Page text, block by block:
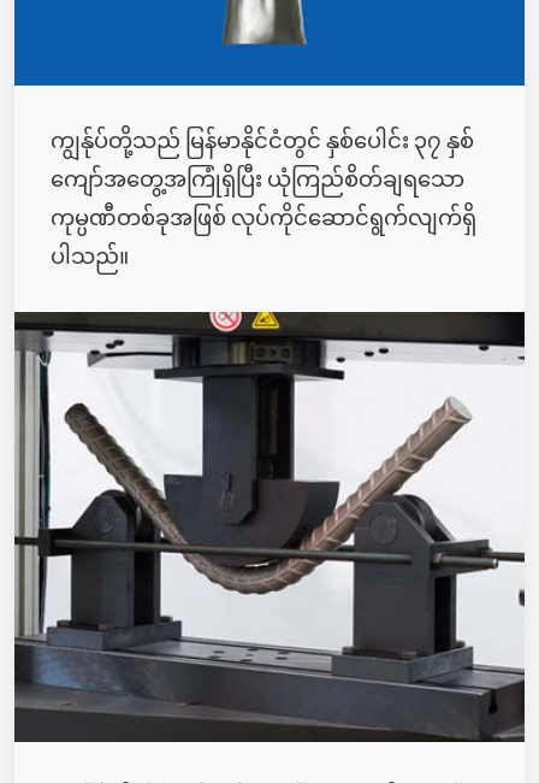
ကျွန်ုပ်တို့သည် မြန်မာနိုင်ငံတွင် နှစ်ပေါင်း ၃၇ နှစ်
ကျော်အတွေ့အကြုံရှိပြီး ယုံကြည်စိတ်ချရသော
ကုမ္ပဏီတစ်ခုအဖြစ် လုပ်ကိုင်ဆောင်ရွက်လျက်ရှိ
ပါသည်။